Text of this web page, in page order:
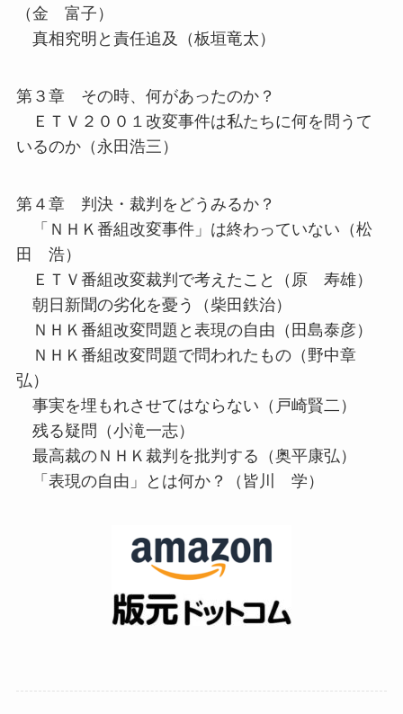
（金 富子）
真相究明と責任追及（板垣竜太）
第３章 その時、何があったのか？
ＥＴＶ２００１改変事件は私たちに何を問うて
いるのか（永田浩三）
第４章 判決・裁判をどうみるか？
「ＮＨＫ番組改変事件」は終わっていない（松
田 浩）
ＥＴＶ番組改変裁判で考えたこと（原 寿雄）
朝日新聞の劣化を憂う（柴田鉄治）
ＮＨＫ番組改変問題と表現の自由（田島泰彦）
ＮＨＫ番組改変問題で問われたもの（野中章
弘）
事実を埋もれさせてはならない（戸崎賢二）
残る疑問（小滝一志）
最高裁のＮＨＫ裁判を批判する（奥平康弘）
「表現の自由」とは何か？（皆川 学）